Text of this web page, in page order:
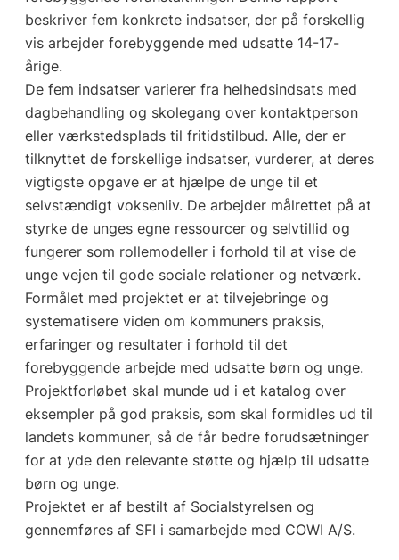
beskriver fem konkrete indsatser, der på forskellig
vis arbejder forebyggende med udsatte 14-17-
årige.
De fem indsatser varierer fra helhedsindsats med
dagbehandling og skolegang over kontaktperson
eller værkstedsplads til fritidstilbud. Alle, der er
tilknyttet de forskellige indsatser, vurderer, at deres
vigtigste opgave er at hjælpe de unge til et
selvstændigt voksenliv. De arbejder målrettet på at
styrke de unges egne ressourcer og selvtillid og
fungerer som rollemodeller i forhold til at vise de
unge vejen til gode sociale relationer og netværk.
Formålet med projektet er at tilvejebringe og
systematisere viden om kommuners praksis,
erfaringer og resultater i forhold til det
forebyggende arbejde med udsatte børn og unge.
Projektforløbet skal munde ud i et katalog over
eksempler på god praksis, som skal formidles ud til
landets kommuner, så de får bedre forudsætninger
for at yde den relevante støtte og hjælp til udsatte
børn og unge.
Projektet er af bestilt af Socialstyrelsen og
gennemføres af SFI i samarbejde med COWI A/S.